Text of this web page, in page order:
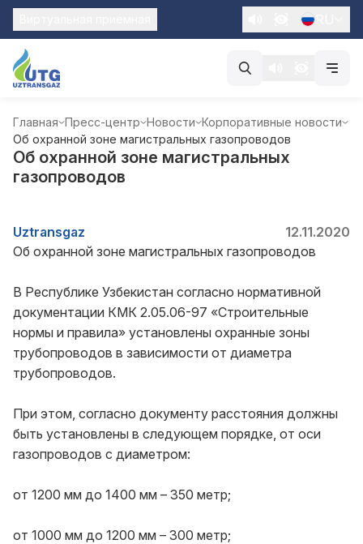
Главная Пресс-центр Новости Корпоративные новости
Об охранной зоне магистральных газопроводов
Об охранной зоне магистральных
газопроводов
Uztransgaz
12.11.2020
Об охранной зоне магистральных газопроводов
В Республике Узбекистан согласно нормативной
документации КМК 2.05.06-97 «Строительные
нормы и правила» установлены охранные зоны
трубопроводов в зависимости от диаметра
трубопроводов.
При этом, согласно документу расстояния должны
быть установлены в следующем порядке, от оси
газопроводов с диаметром:
от 1200 мм до 1400 мм – 350 метр;
от 1000 мм до 1200 мм – 300 метр;